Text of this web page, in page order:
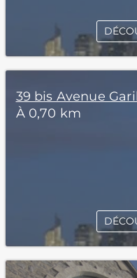
39 bis Avenue
À 0,70 km